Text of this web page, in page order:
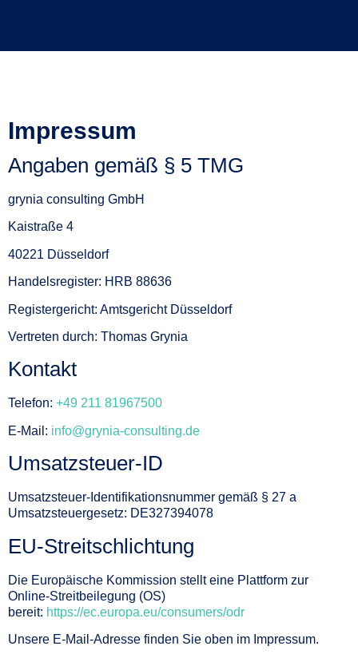
Impressum
Angaben gemäß § 5 TMG
grynia consulting GmbH
Kaistraße 4
40221 Düsseldorf
Handelsregister: HRB 88636
Registergericht: Amtsgericht Düsseldorf
Vertreten durch: Thomas Grynia
Kontakt
Telefon: +49 211 81967500
E-Mail: info@grynia-consulting.de
Umsatzsteuer-ID
Umsatzsteuer-Identifikationsnummer gemäß § 27 a
Umsatzsteuergesetz: DE327394078
EU-Streitschlichtung
Die Europäische Kommission stellt eine Plattform zur
Online-Streitbeilegung (OS)
bereit: https://ec.europa.eu/consumers/odr
Unsere E-Mail-Adresse finden Sie oben im Impressum.